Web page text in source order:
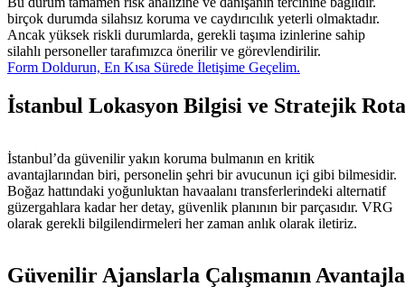
birçok durumda silahsız koruma ve caydırıcılık yeterli olmaktadır.
Ancak yüksek riskli durumlarda, gerekli taşıma izinlerine sahip
silahlı personeller tarafımızca önerilir ve görevlendirilir.
Form Doldurun, En Kısa Sürede İletişime Geçelim.
İstanbul Lokasyon Bilgisi ve Stratejik
İstanbul’da güvenilir yakın koruma bulmanın en kritik
avantajlarından biri, personelin şehri bir avucunun içi gibi bilmesidir.
Boğaz hattındaki yoğunluktan havaalanı transferlerindeki alternatif
güzergahlara kadar her detay, güvenlik planının bir parçasıdır. VRG
olarak gerekli bilgilendirmeleri her zaman anlık olarak iletiriz.
Güvenilir Ajanslarla Çalışmanın